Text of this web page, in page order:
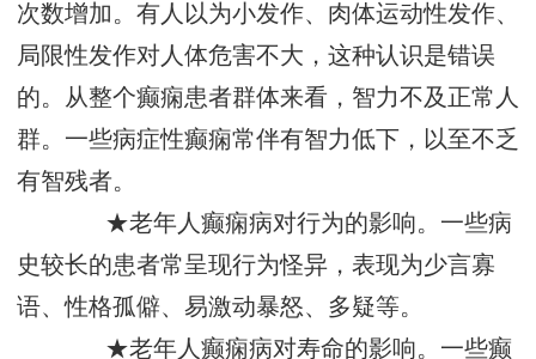
次数增加。有人以为小发作、肉体运动性发作、
局限性发作对人体危害不大，这种认识是错误
的。从整个癫痫患者群体来看，智力不及正常人
群。一些病症性癫痫常伴有智力低下，以至不乏
有智残者。
★老年人癫痫病对行为的影响。一些病
史较长的患者常呈现行为怪异，表现为少言寡
语、性格孤僻、易激动暴怒、多疑等。
★老年人癫痫病对寿命的影响。一些癫